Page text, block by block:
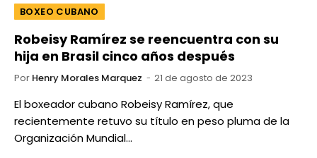
BOXEO CUBANO
Robeisy Ramírez se reencuentra con su
hija en Brasil cinco años después
Por Henry Morales Marquez 21 de agosto de 2023
El boxeador cubano Robeisy Ramírez, que
recientemente retuvo su título en peso pluma de la
Organización Mundial…